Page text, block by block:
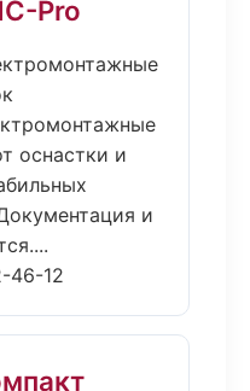
Pro
оснастки и
и
46-12